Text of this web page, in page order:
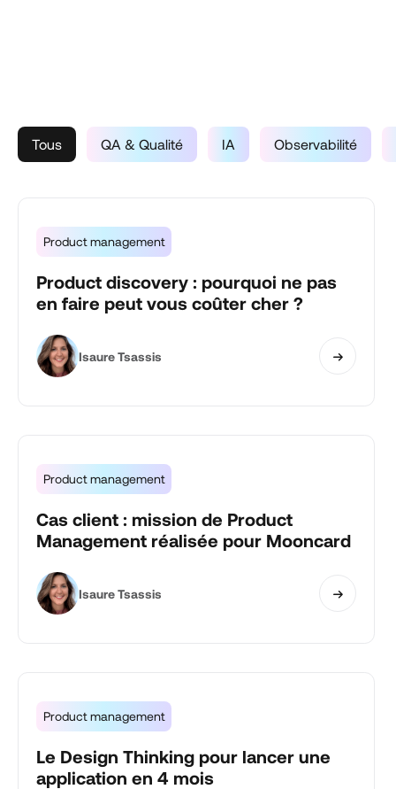
Tous QA & Qualité IA Observabilité
Product management
Product discovery : pourquoi ne pas
en faire peut vous coûter cher ?
Isaure Tsassis
Product management
Cas client : mission de Product
Management réalisée pour Mooncard
Isaure Tsassis
Product management
Le Design Thinking pour lancer une
application en 4 mois